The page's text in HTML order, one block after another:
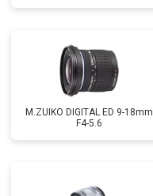
M.ZUIKO DIGITAL ED 9-18mm
F4-5.6